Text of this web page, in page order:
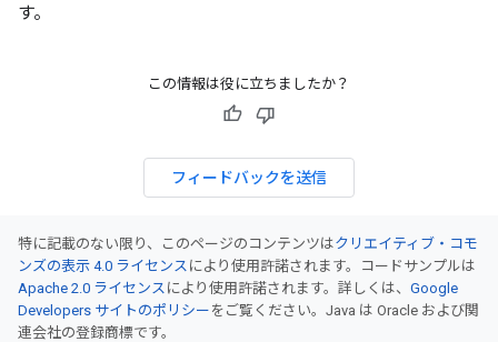
す。
この情報は役に立ちましたか？
フィードバックを送信
特に記載のない限り、このページのコンテンツはクリエイティブ・コモ
ンズの表示 4.0 ライセンス により使用許諾されます。コードサンプルは
Apache 2.0 ライセンス により使用許諾されます。詳しくは、 Google
Developers サイトのポリシー をご覧ください。Java は Oracle および関
連会社の登録商標です。